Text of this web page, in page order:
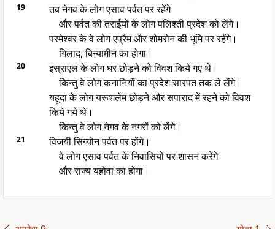
19
तब नेगव के लोग एसाव पर्वत पर रहेंगे
और पर्वत की तराईयों के लोग पलिश्ती प्रदेश को लेंगे।
परमेश्वर के वे लोग एप्रैम और शोमरोन की भूमि पर रहेंगे।
गिलाद, बिन्यामीन का होगा।
20
इस्राएल के लोग घर छोड़ने को विवश किये गए थे।
किन्तु वे लोग कनानियों का प्रदेश सारपत तक ले लेंगे।
यहूदा के लोग यरूशलेम छोड़ने और सपाराद में रहने को विवश
किये गये थे।
किन्तु वे लोग नेगव के नगरों को लेंगे।
21
विजयी सिय्योन पर्वत पर होंगे।
वे लोग एसाव पर्वत के निवासियों पर शासन करेंगे
और राज्य यहोवा का होगा।